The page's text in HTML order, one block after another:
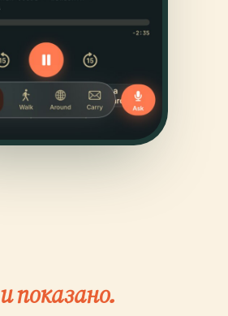
и показано.